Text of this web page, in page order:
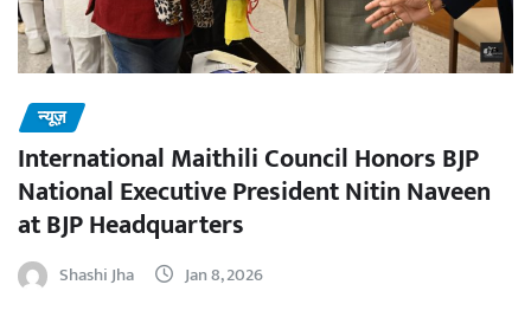
न्यूज़
International Maithili Council Honors BJP
National Executive President Nitin Naveen
at BJP Headquarters
Shashi Jha Jan 8, 2026